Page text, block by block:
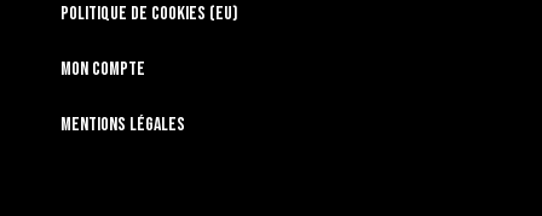
Politique de cookies (EU)
Mon compte
Mentions légales